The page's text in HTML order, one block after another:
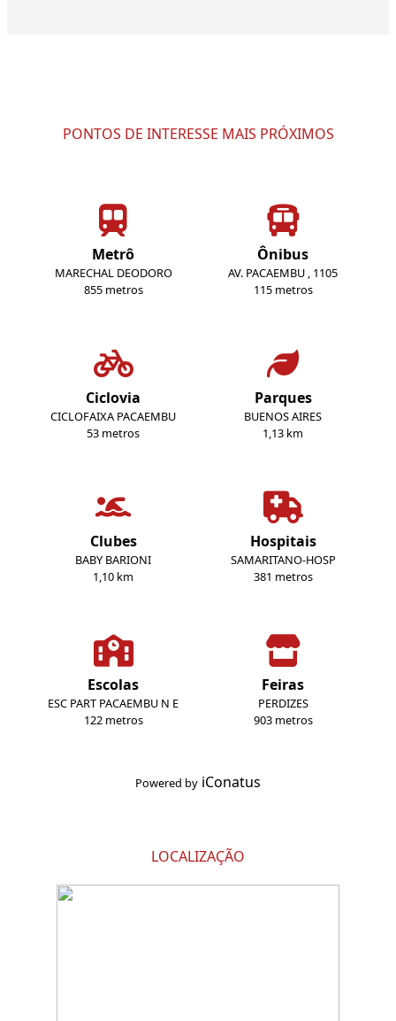
PONTOS DE INTERESSE MAIS PRÓXIMOS
Metrô
MARECHAL DEODORO
855 metros
Ônibus
AV. PACAEMBU , 1105
115 metros
Ciclovia
CICLOFAIXA PACAEMBU
53 metros
Parques
BUENOS AIRES
1,13 km
Clubes
BABY BARIONI
1,10 km
Hospitais
SAMARITANO-HOSP
381 metros
Escolas
ESC PART PACAEMBU N E
122 metros
Feiras
PERDIZES
903 metros
Powered by iConatus
LOCALIZAÇÃO